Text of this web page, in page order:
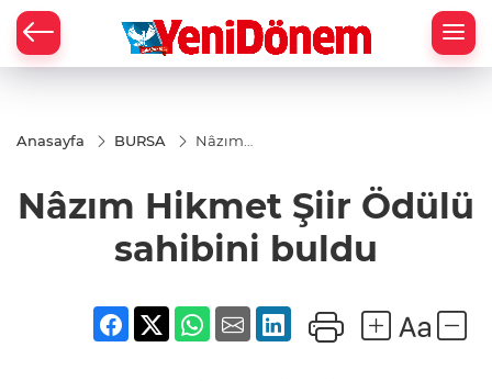
Anasayfa BURSA
Nâzım
sahibini
Nâzım Hikmet Şiir Ödülü
sahibini buldu